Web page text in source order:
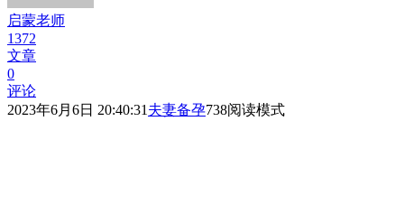
启蒙老师
1372
文章
0
评论
2023年6月6日 20:40:31 夫妻备孕738阅读模式